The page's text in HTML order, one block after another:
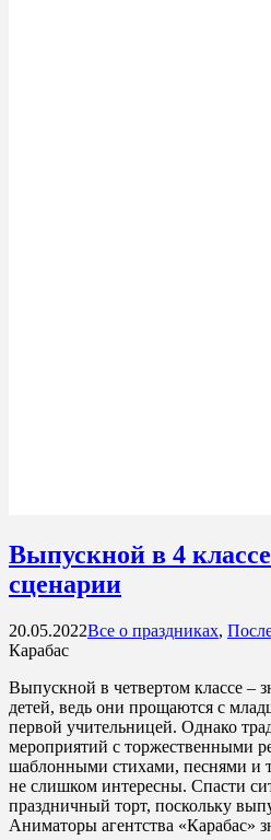
Выпускной в 4
сценарии
20.05.2022Все о праздниках,
Карабас
Выпускной в четвертом классе –
детей, ведь они прощаются с
первой учительницей. Однако
мероприятий с торжественными
шаблонными стихами, песнями и
не слишком интересны. Спасти
праздничный торт, поскольку
Аниматоры агентства «Карабас»